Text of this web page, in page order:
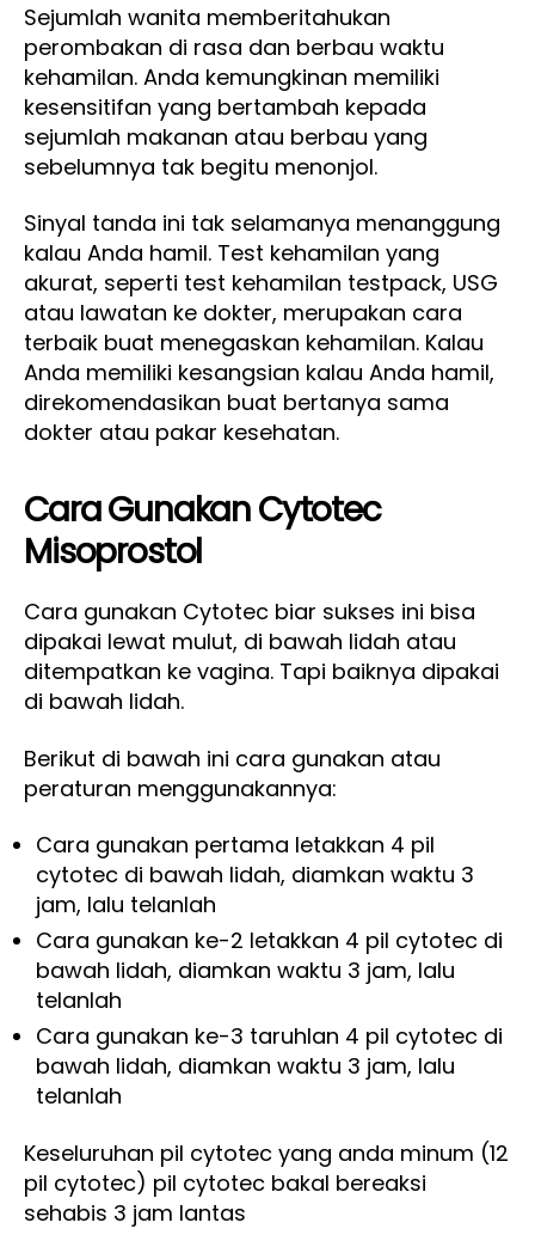
Sejumlah wanita memberitahukan
perombakan di rasa dan berbau waktu
kehamilan. Anda kemungkinan memiliki
kesensitifan yang bertambah kepada
sejumlah makanan atau berbau yang
sebelumnya tak begitu menonjol.
Sinyal tanda ini tak selamanya menanggung
kalau Anda hamil. Test kehamilan yang
akurat, seperti test kehamilan testpack, USG
atau lawatan ke dokter, merupakan cara
terbaik buat menegaskan kehamilan. Kalau
Anda memiliki kesangsian kalau Anda hamil,
direkomendasikan buat bertanya sama
dokter atau pakar kesehatan.
Cara Gunakan Cytotec
Misoprostol
Cara gunakan Cytotec biar sukses ini bisa
dipakai lewat mulut, di bawah lidah atau
ditempatkan ke vagina. Tapi baiknya dipakai
di bawah lidah.
Berikut di bawah ini cara gunakan atau
peraturan menggunakannya:
Cara gunakan pertama letakkan 4 pil
cytotec di bawah lidah, diamkan waktu 3
jam, lalu telanlah
Cara gunakan ke-2 letakkan 4 pil cytotec di
bawah lidah, diamkan waktu 3 jam, lalu
telanlah
Cara gunakan ke-3 taruhlan 4 pil cytotec di
bawah lidah, diamkan waktu 3 jam, lalu
telanlah
Keseluruhan pil cytotec yang anda minum (12
pil cytotec) pil cytotec bakal bereaksi
sehabis 3 jam lantas